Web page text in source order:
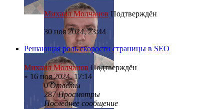
Михаил Молчанов Подтверждён
30 ноя 2024, 23:44
Решающая роль скорости страницы в SEO
Михаил Молчанов Подтверждён
» 16 ноя 2024, 17:14
0Ответы
287Просмотры
Последнее сообщение